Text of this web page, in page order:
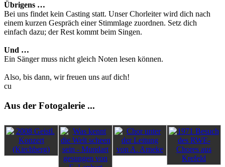
Übrigens …
Bei uns findet kein Casting statt. Unser Chorleiter wird dich nach
einem kurzen Gespräch einer Stimmlage zuordnen. Setz dich
einfach dazu; der Rest kommt beim Singen.
Und …
Ein Sänger muss nicht gleich Noten lesen können.
Also, bis dann, wir freuen uns auf dich!
cu
Aus der Fotogalerie ...